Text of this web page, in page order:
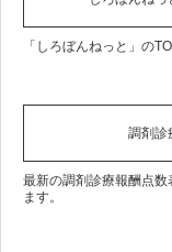
「しろぼんねっと」の
調剤診
最新の調剤診療報酬点
ます。